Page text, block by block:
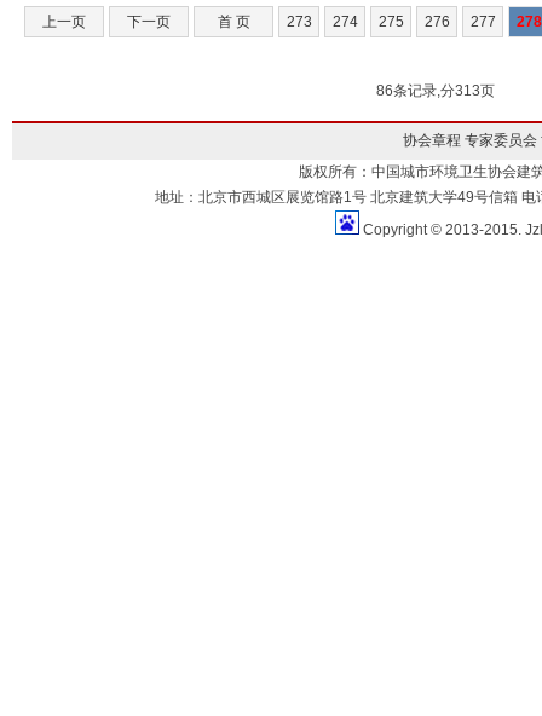
上一页 下一页 首 页 273 274 275 276 277 278
86条记录,分313页
协会章程 专家委员会
版权所有：中国城市环境卫生协会建
地址：北京市西城区展览馆路1号 北京建筑大学49号信箱
Copyright © 2013-2015.